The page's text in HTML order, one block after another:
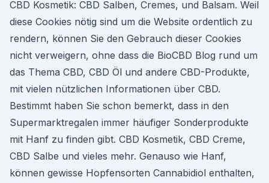
CBD Kosmetik: CBD Salben, Cremes, und Balsam. Weil
diese Cookies nötig sind um die Website ordentlich zu
rendern, können Sie den Gebrauch dieser Cookies
nicht verweigern, ohne dass die BioCBD Blog rund um
das Thema CBD, CBD Öl und andere CBD-Produkte,
mit vielen nützlichen Informationen über CBD.
Bestimmt haben Sie schon bemerkt, dass in den
Supermarktregalen immer häufiger Sonderprodukte
mit Hanf zu finden gibt. CBD Kosmetik, CBD Creme,
CBD Salbe und vieles mehr. Genauso wie Hanf,
können gewisse Hopfensorten Cannabidiol enthalten,